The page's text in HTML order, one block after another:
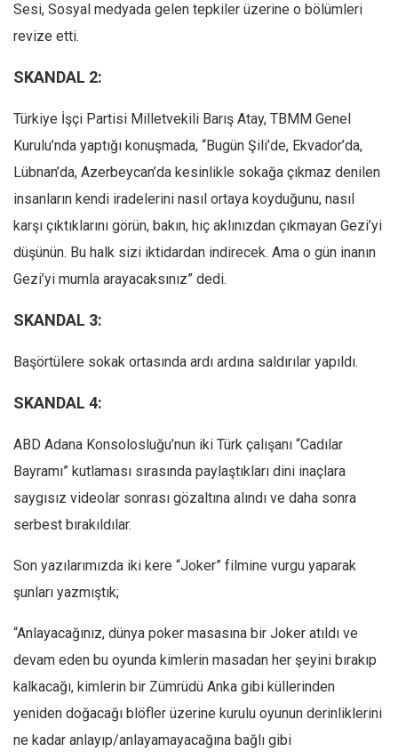
Barış Tarımcıoğlu
Ömer Kayani
Yusuf Armağan
Hasanali Yıldırım
Leyla Şerif Emin
Selçuk Türkyılmaz
Mehmet Ali Tekin
Abir E. Nahas
Amina S. Jenenkovic
» Yazar arşivi
Bu Sayı
Tüm Sayılar
Kategoriler
Kitap
Karisi kitap sualleri
7 soruda bu hafta
Ekonomi
Spor
Manzara
Sağlık
Sesi, Sosyal medyada gelen tepkiler üzerine o bölümleri
revize etti.
SKANDAL 2:
Türkiye İşçi Partisi Milletvekili Barış Atay, TBMM Genel
Kurulu’nda yaptığı konuşmada, “Bugün Şili’de, Ekvador’da,
Lübnan’da, Azerbeycan’da kesinlikle sokağa çıkmaz denilen
insanların kendi iradelerini nasıl ortaya koyduğunu, nasıl
karşı çıktıklarını görün, bakın, hiç aklınızdan çıkmayan Gezi’yi
düşünün. Bu halk sizi iktidardan indirecek. Ama o gün inanın
Gezi’yi mumla arayacaksınız” dedi.
SKANDAL 3:
Başörtülere sokak ortasında ardı ardına saldırılar yapıldı.
SKANDAL 4:
ABD Adana Konsolosluğu’nun iki Türk çalışanı “Cadılar
Bayramı” kutlaması sırasında paylaştıkları dini inaçlara
saygısız videolar sonrası gözaltına alındı ve daha sonra
serbest bırakıldılar.
Son yazılarımızda iki kere “Joker” filmine vurgu yaparak
şunları yazmıştık;
“Anlayacağınız, dünya poker masasına bir Joker atıldı ve
devam eden bu oyunda kimlerin masadan her şeyini bırakıp
kalkacağı, kimlerin bir Zümrüdü Anka gibi küllerinden
yeniden doğacağı blöfler üzerine kurulu oyunun derinliklerini
ne kadar anlayıp/anlayamayacağına bağlı gibi